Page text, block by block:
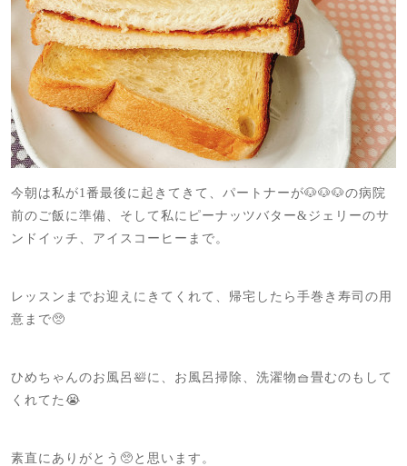
今朝は私が1番最後に起きてきて、パートナーが🐶🐶🐶の病院
前のご飯に準備、そして私にピーナッツバター&ジェリーのサ
ンドイッチ、アイスコーヒーまで。
レッスンまでお迎えにきてくれて、帰宅したら手巻き寿司の用
意まで🥺
ひめちゃんのお風呂🛀に、お風呂掃除、洗濯物🧺畳むのもして
くれてた😭
素直にありがとう🥺と思います。